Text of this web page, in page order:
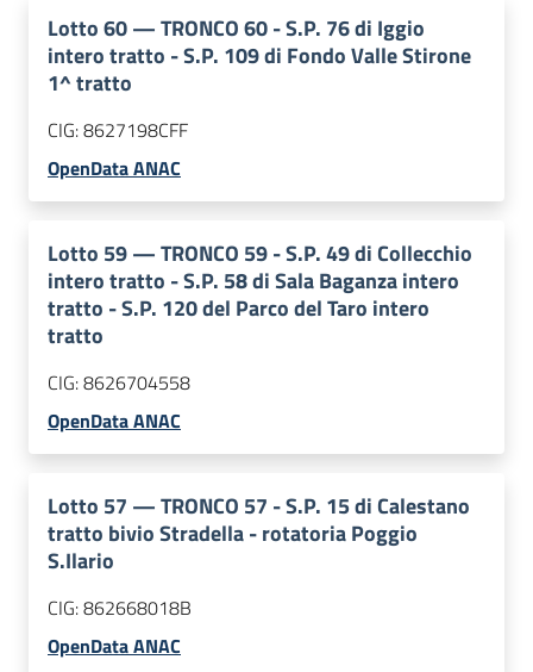
Lotto60—TRONCO 60 - S.P. 76 di Iggio
intero tratto - S.P. 109 di Fondo Valle Stirone
1^ tratto
CIG:8627198CFF
OpenData ANAC
Lotto 59—TRONCO 59 - S.P. 49 di Collecchio
intero tratto - S.P. 58 di Sala Baganza intero
tratto - S.P. 120 del Parco del Taro intero
tratto
CIG:8626704558
OpenData ANAC
Lotto 57 —TRONCO 57 - S.P. 15 di Calestano
tratto bivio Stradella - rotatoria Poggio
S.Ilario
CIG:862668018B
OpenData ANAC